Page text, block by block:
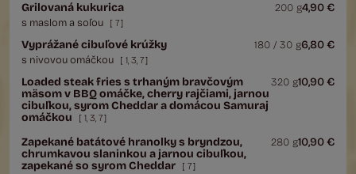
Grilovaná kukurica 200 g4,90 €
s maslom a soľou [ 7]
Vyprážané cibuľové krúžky 180 / 30 g6,80 €
s nivovou omáčkou [ 1, 3, 7]
Loaded steak fries s trhaným bravčovým
mäsom v BBQ omáčke, cherry rajčiami, jarnou
cibuľkou, syrom Cheddar a domácou Samuraj
omáčkou
[ 1, 3, 7]
320 g10,90 €
Zapekané batátové hranolky s bryndzou,
chrumkavou slaninkou a jarnou cibuľkou,
zapekané so syrom Cheddar
[ 7]
280 g10,90 €